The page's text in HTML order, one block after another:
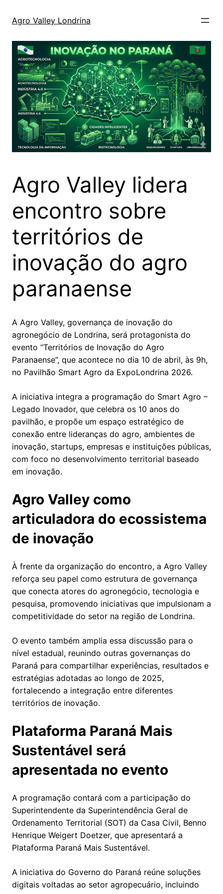
Agro Valley Londrina
Agro Valley lidera
encontro sobre
territórios de
inovação do agro
paranaense
A Agro Valley, governança de inovação do
agronegócio de Londrina, será protagonista do
evento “Territórios de Inovação do Agro
Paranaense”, que acontece no dia 10 de abril, às 9h,
no Pavilhão Smart Agro da ExpoLondrina 2026.
A iniciativa integra a programação do Smart Agro –
Legado Inovador, que celebra os 10 anos do
pavilhão, e propõe um espaço estratégico de
conexão entre lideranças do agro, ambientes de
inovação, startups, empresas e instituições públicas,
com foco no desenvolvimento territorial baseado
em inovação.
Agro Valley como
articuladora do ecossistema
de inovação
À frente da organização do encontro, a Agro Valley
reforça seu papel como estrutura de governança
que conecta atores do agronegócio, tecnologia e
pesquisa, promovendo iniciativas que impulsionam a
competitividade do setor na região de Londrina.
O evento também amplia essa discussão para o
nível estadual, reunindo outras governanças do
Paraná para compartilhar experiências, resultados e
estratégias adotadas ao longo de 2025,
fortalecendo a integração entre diferentes
territórios de inovação.
Plataforma Paraná Mais
Sustentável será
apresentada no evento
A programação contará com a participação do
Superintendente da Superintendência Geral de
Ordenamento Territorial (SOT) da Casa Civil, Benno
Henrique Weigert Doetzer, que apresentará a
Plataforma Paraná Mais Sustentável.
A iniciativa do Governo do Paraná reúne soluções
digitais voltadas ao setor agropecuário, incluindo